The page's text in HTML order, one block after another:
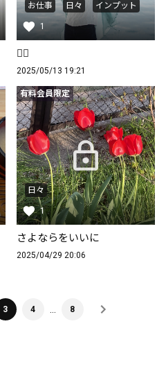
お仕事 日々 インプット
1
🤷‍♀️
2025/05/13 19:21
有料会員限定
日々
1
さよならをいいに
2025/04/29 20:06
3 4 8